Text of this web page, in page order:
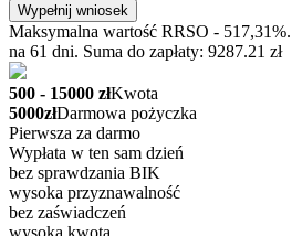
Wypełnij wniosek
Maksymalna wartość RRSO -
na 61 dni. Suma do zapłaty: 9287.21 zł
500 - 15000 złKwota
5000złDarmowa pożyczka
Pierwsza za darmo
Wypłata w ten sam dzień
bez sprawdzania BIK
wysoka przyznawalność
bez zaświadczeń